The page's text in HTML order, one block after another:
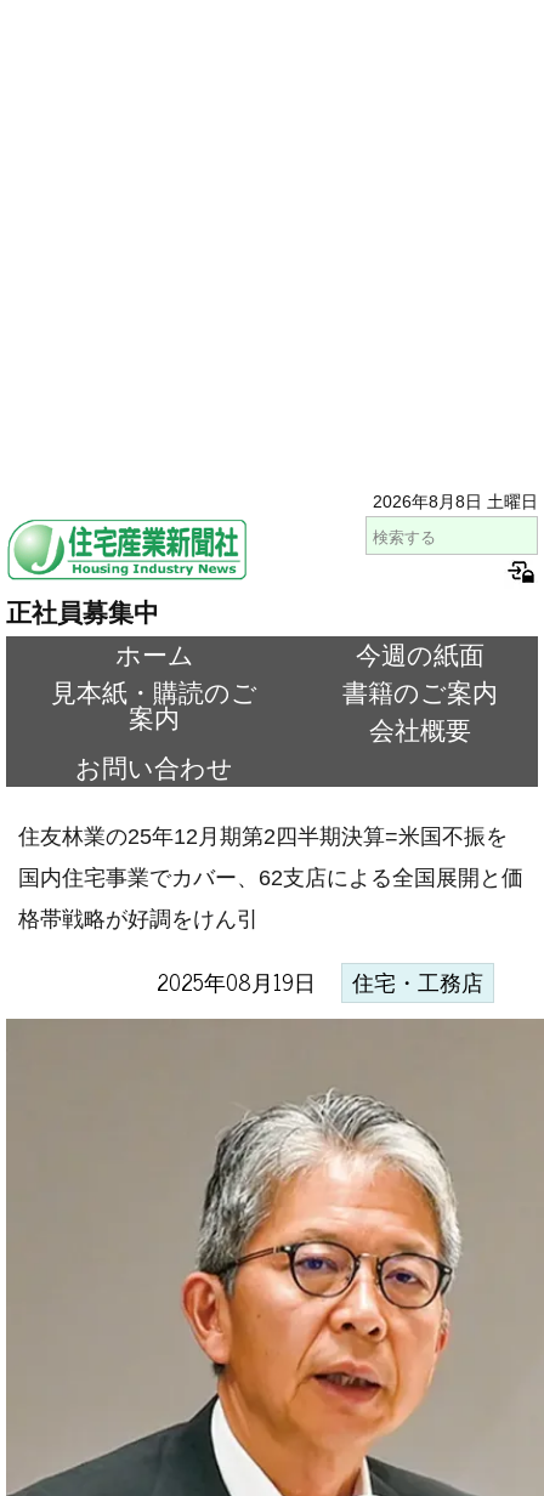
2026年8月8日 土曜日
正社員募集中
ホーム
今週の紙面
見本紙・購読のご
案内
書籍のご案内
会社概要
お問い合わせ
住友林業の25年12月期第2四半期決算=米国不振を
国内住宅事業でカバー、62支店による全国展開と価
格帯戦略が好調をけん引
2025年08月19日 住宅・工務店